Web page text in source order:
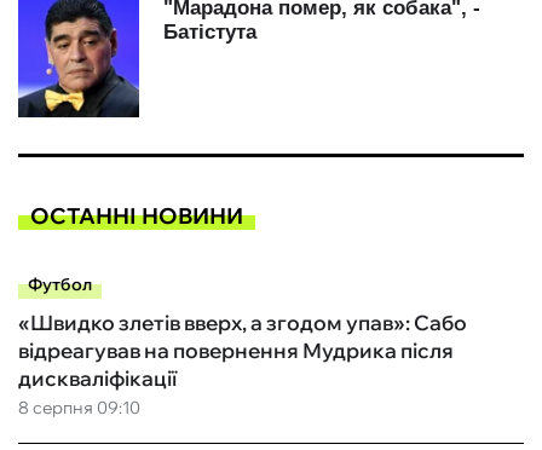
ОСТАННІ НОВИНИ
Футбол
8 серпня 09:10
«Швидко злетів вверх, а згодом упав»: Сабо
відреагував на повернення Мудрика після
дискваліфікації